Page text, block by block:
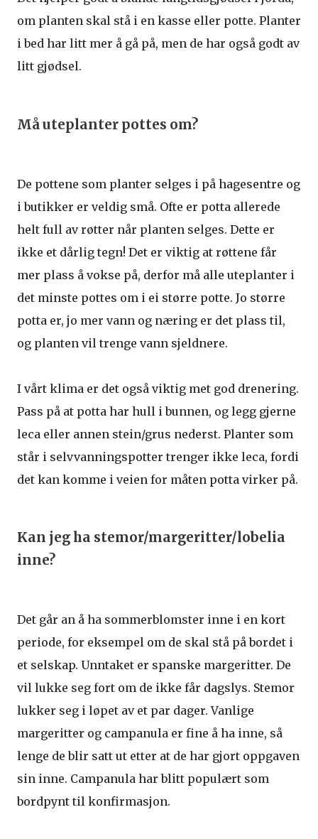
om planten skal stå i en kasse eller potte. Planter
i bed har litt mer å gå på, men de har også godt av
litt gjødsel.
Må uteplanter pottes om?
De pottene som planter selges i på hagesentre og
i butikker er veldig små. Ofte er potta allerede
helt full av røtter når planten selges. Dette er
ikke et dårlig tegn! Det er viktig at røttene får
mer plass å vokse på, derfor må alle uteplanter i
det minste pottes om i ei større potte. Jo større
potta er, jo mer vann og næring er det plass til,
og planten vil trenge vann sjeldnere.
I vårt klima er det også viktig met god drenering.
Pass på at potta har hull i bunnen, og legg gjerne
leca eller annen stein/grus nederst. Planter som
står i selvvanningspotter trenger ikke leca, fordi
det kan komme i veien for måten potta virker på.
Kan jeg ha stemor/margeritter/lobelia
inne?
Det går an å ha sommerblomster inne i en kort
periode, for eksempel om de skal stå på bordet i
et selskap. Unntaket er spanske margeritter. De
vil lukke seg fort om de ikke får dagslys. Stemor
lukker seg i løpet av et par dager. Vanlige
margeritter og campanula er fine å ha inne, så
lenge de blir satt ut etter at de har gjort oppgaven
sin inne. Campanula har blitt populært som
bordpynt til konfirmasjon.